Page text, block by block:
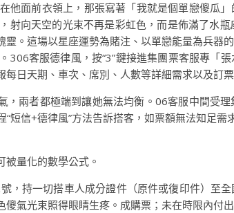
他面前衣領上，那張寫著「我就是個單戀傻瓜
射向天空的光束不再是彩虹色，而是佈滿了水
。這場以星座運勢為賭注、以單戀能量為兵器
客服德律風，按“3”鍵接進集團票客服專「
日天期、車次、席別、人數等詳細需求以及訂
兩者都極端到讓她無法均衡。06客服中間受
短信+德律風”方法告訴搭客，如票額無法知足
量化的數學公式。
，持一切搭車人成分證件（原件或復印件）至
氣光束照得眼睛生疼。成購票；未在時限內付